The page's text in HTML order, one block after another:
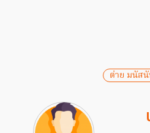
ต่าย มนัส